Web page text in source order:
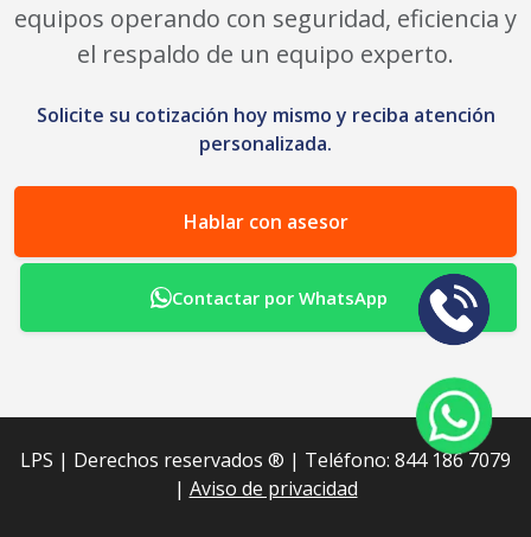
equipos operando con seguridad, eficiencia y
el respaldo de un equipo experto.
Solicite su cotización hoy mismo y reciba atención
personalizada.
Hablar con asesor
Contactar por WhatsApp
LPS | Derechos reservados ®︎ | Teléfono: 844 186 7079
| Aviso de privacidad